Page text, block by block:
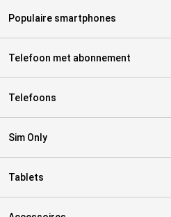
Populaire smartphones
Telefoon met abonnement
Telefoons
Sim Only
Tablets